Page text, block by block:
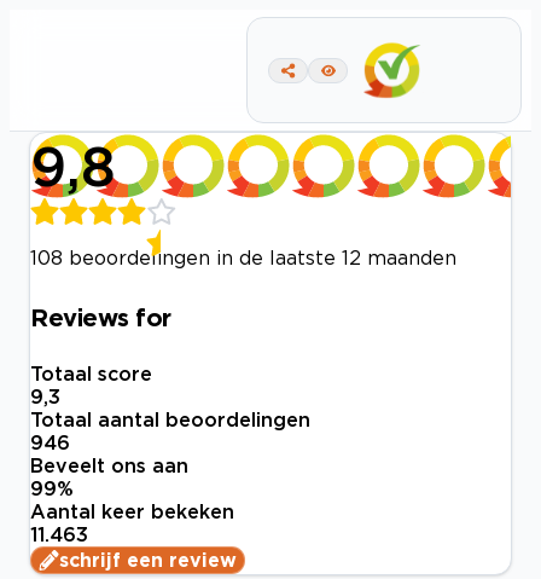
9,8
108 beoordelingen in de laatste 12 maanden
Reviews for
Totaal score
9,3
Totaal aantal beoordelingen
946
Beveelt ons aan
99%
Aantal keer bekeken
11.463
schrijf een review